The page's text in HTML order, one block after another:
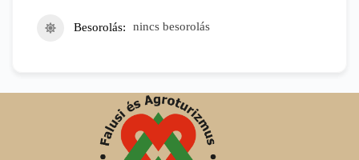
Besorolás nincs besorolás